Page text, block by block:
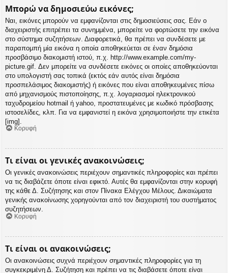
Μπορώ να δημοσιεύω εικόνες;
Ναι, εικόνες μπορούν να εμφανίζονται στις δημοσιεύσεις σας. Εάν ο
διαχειριστής επιτρέπει τα συνημμένα, μπορείτε να φορτώσετε την εικόνα
στο σύστημα συζητήσεων. Διαφορετικά, θα πρέπει να συνδέσετε με
παραπομπή μία εικόνα η οποία αποθηκεύεται σε έναν δημόσια
προσβάσιμο διακομιστή ιστού, π.χ. http://www.example.com/my-
picture.gif. Δεν μπορείτε να συνδέσετε εικόνες οι οποίες αποθηκεύονται
στο υπολογιστή σας τοπικά (εκτός εάν αυτός είναι δημόσια
προσπελάσιμος διακομιστής) ή εικόνες που είναι αποθηκευμένες πίσω
από μηχανισμούς πιστοποίησης, π.χ. λογαριασμοί ηλεκτρονικού
ταχυδρομείου hotmail ή yahoo, προστατευμένες με κωδικό πρόσβασης
ιστοσελίδες, κλπ. Για να εμφανιστεί η εικόνα χρησιμοποιήστε την ετικέτα
[img].
Κορυφή
Τι είναι οι γενικές ανακοινώσεις;
Οι γενικές ανακοινώσεις περιέχουν σημαντικές πληροφορίες και πρέπει
να τις διαβάζετε όποτε είναι εφικτό. Αυτές θα εμφανίζονται στην κορυφή
της κάθε Δ. Συζήτησης και στον Πίνακα Ελέγχου Μέλους. Δικαιώματα
γενικής ανακοίνωσης χορηγούνται από τον διαχειριστή του συστήματος
συζητήσεων.
Κορυφή
Τι είναι οι ανακοινώσεις;
Οι ανακοινώσεις συχνά περιέχουν σημαντικές πληροφορίες για τη
συγκεκριμένη Δ. Συζήτηση και πρέπει να τις διαβάσετε όποτε είναι